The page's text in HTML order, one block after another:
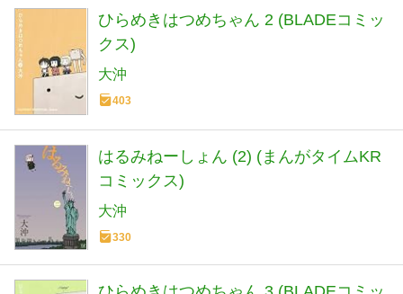
ひらめきはつめちゃん 2 (BLADEコミッ
クス)
大沖
403
はるみねーしょん (2) (まんがタイムKR
コミックス)
大沖
330